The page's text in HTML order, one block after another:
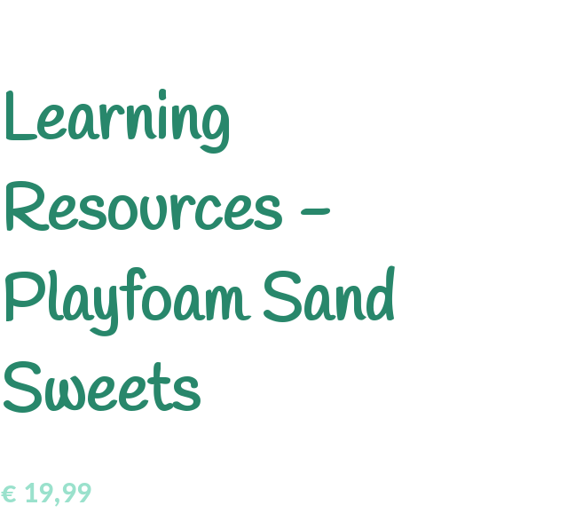
Learning
Resources -
Playfoam Sand
Sweets
€ 19,99